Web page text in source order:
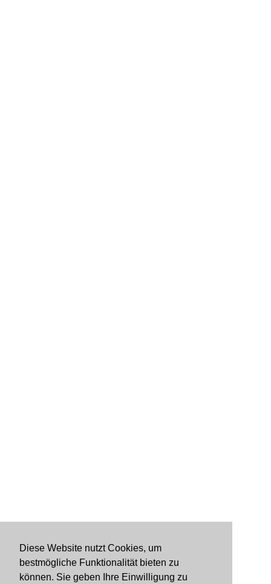
Diese Website nutzt Cookies, um
bestmögliche Funktionalität bieten zu
können. Sie geben Ihre Einwilligung zu